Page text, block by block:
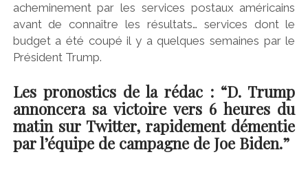
acheminement par les services postaux américains
avant de connaître les résultats… services dont le
budget a été coupé il y a quelques semaines par le
Président Trump.
Les pronostics de la rédac : “D. Trump
annoncera sa victoire vers 6 heures du
matin sur Twitter, rapidement démentie
par l’équipe de campagne de Joe Biden.”